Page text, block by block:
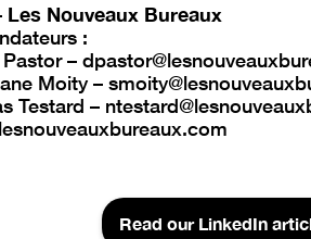
Les Nouveaux Bureaux
:
–
Moity –
Testard –
Read our LinkedIn